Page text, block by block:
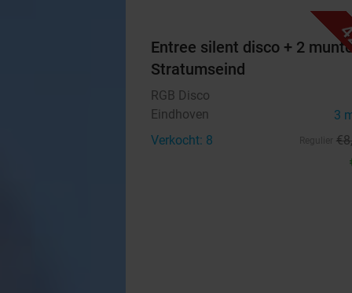
Entree silent disco + 2
Stratumseind
RGB Disco
Eindhoven
3
Verkocht: 8 €8